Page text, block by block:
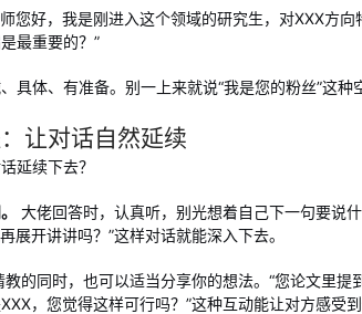
您好，我是刚进入这个领域的研究生，对XXX方
最重要的？”
具体、有准备。别一上来就说“我是您的粉丝”这种
让对话自然延续
延续下去？
大佬回答时，认真听，别光想着自己下一句要说
展开讲讲吗？”这样对话就能深入下去。
教的同时，也可以适当分享你的想法。“您论文里
，您觉得这样可行吗？”这种互动能让对方感受到